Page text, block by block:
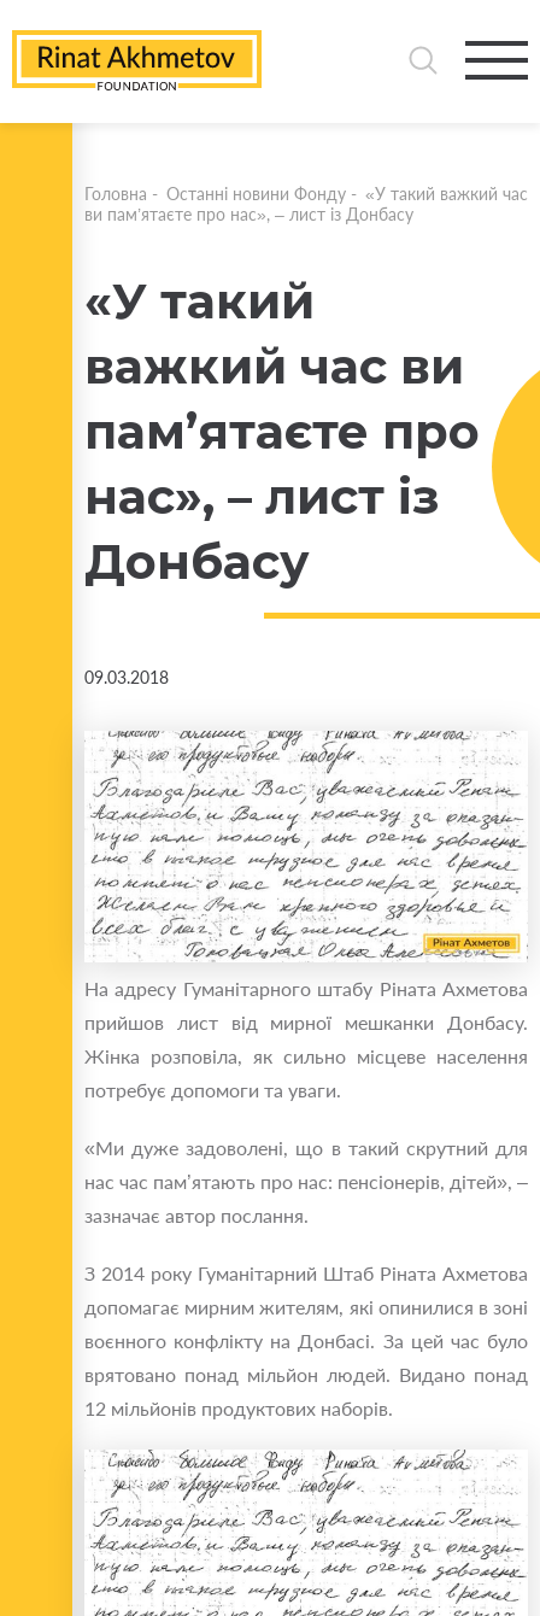
Головна - Останні новини Фонду - «У такий важкий час
ви пам’ятаєте про нас», – лист із Донбасу
«У такий
важкий час ви
пам’ятаєте про
нас», – лист із
Донбасу
09.03.2018
На адресу Гуманітарного штабу Ріната Ахметова
прийшов лист від мирної мешканки Донбасу.
Жінка розповіла, як сильно місцеве населення
потребує допомоги та уваги.
«Ми дуже задоволені, що в такий скрутний для
нас час пам’ятають про нас: пенсіонерів, дітей», –
зазначає автор послання.
З 2014 року Гуманітарний Штаб Ріната Ахметова
допомагає мирним жителям, які опинилися в зоні
воєнного конфлікту на Донбасі. За цей час було
врятовано понад мільйон людей. Видано понад
12 мільйонів продуктових наборів.